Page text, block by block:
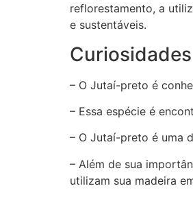
reflorestamento, a
e sustentáveis.
– O Jutaí-preto é
– Essa espécie é
– O Jutaí-preto é uma
– Além de sua
utilizam sua madeira